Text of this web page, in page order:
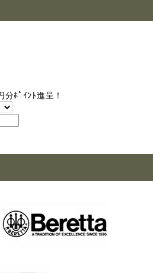
分ﾎﾟｲﾝﾄ進呈！